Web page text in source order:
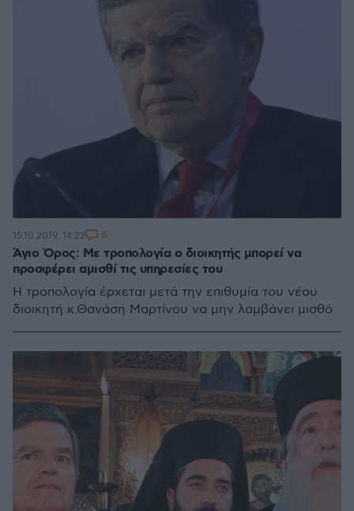
Άγιο Όρος: Με τροπολογία ο διοικητής μπορεί να
προσφέρει αμισθί τις υπηρεσίες του
Η τροπολογία έρχεται μετά την επιθυμία του νέου
διοικητή κ.Θανάση Μαρτίνου να μην λαμβάνει μισθό
15.10.2019, 14:22 6